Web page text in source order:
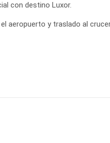
con destino Luxor.
aeropuerto y traslado al